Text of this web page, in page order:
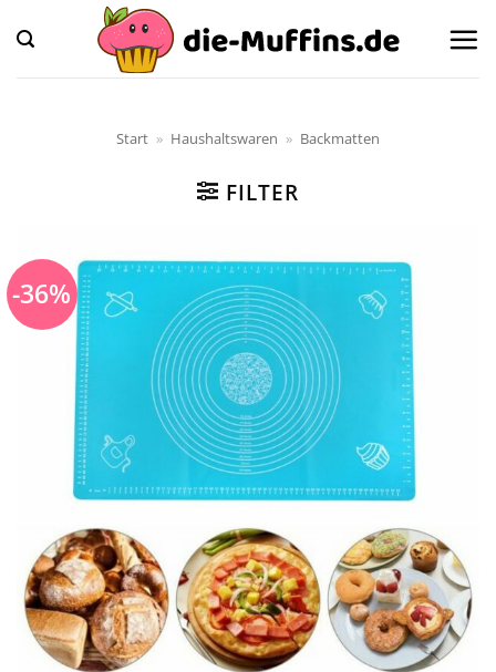
Inhalt
springen
Start » Haushaltswaren » Backmatten
FILTER
-36%